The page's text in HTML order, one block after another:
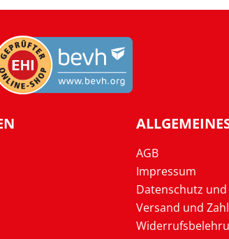
AGB
Impressum
Datenschutz
Versand und